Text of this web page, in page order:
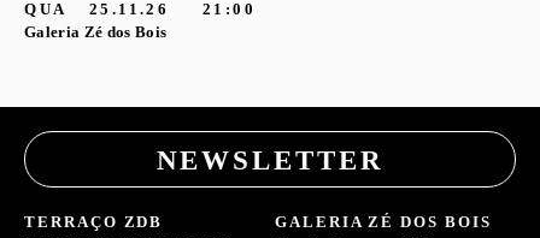
QUA 25.11.26
21:00
Galeria Zé dos Bois
NEWSLETTER
TERRAÇO ZDB
GALERIA ZÉ DOS BOIS